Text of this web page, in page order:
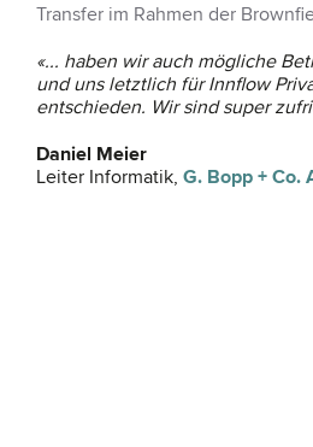
Transfer im Rahmen der
«... haben wir auch mögliche
und uns letztlich für Innflow
entschieden. Wir sind super
Daniel Meier
Leiter Informatik, G. Bopp + Co.